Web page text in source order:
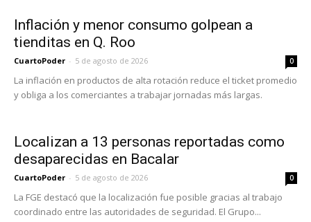
Inflación y menor consumo golpean a
tienditas en Q. Roo
CuartoPoder - 5 de agosto de 2026 0
La inflación en productos de alta rotación reduce el ticket promedio
y obliga a los comerciantes a trabajar jornadas más largas.
Localizan a 13 personas reportadas como
desaparecidas en Bacalar
CuartoPoder - 5 de agosto de 2026 0
La FGE destacó que la localización fue posible gracias al trabajo
coordinado entre las autoridades de seguridad. El Grupo...